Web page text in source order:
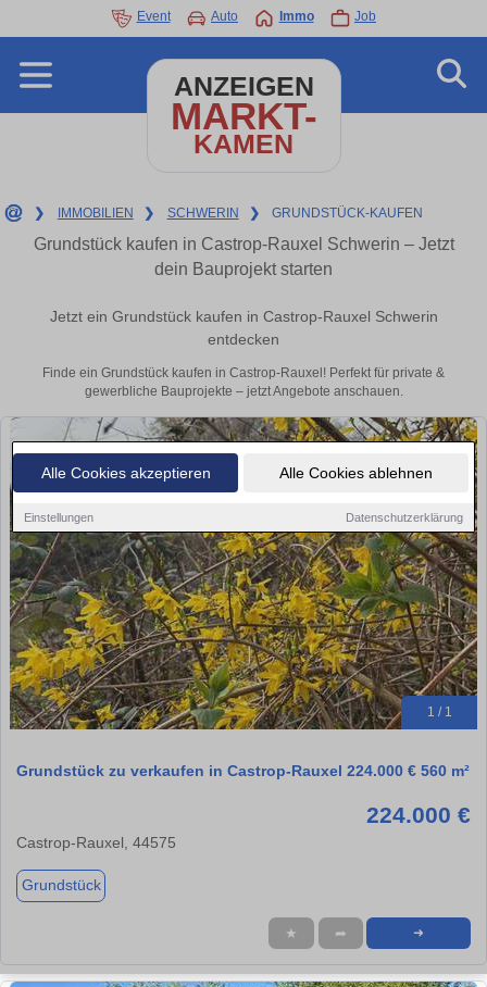
Alle Cookies akzeptieren Alle Cookies ablehnen
Einstellungen Datenschutzerklärung
Event Auto Immo Job
ANZEIGEN
MARKT-
KAMEN
❯ IMMOBILIEN ❯ SCHWERIN ❯ GRUNDSTÜCK-KAUFEN
Grundstück kaufen in Castrop-Rauxel Schwerin – Jetzt
dein Bauprojekt starten
Jetzt ein Grundstück kaufen in Castrop-Rauxel Schwerin
entdecken
Finde ein Grundstück kaufen in Castrop-Rauxel! Perfekt für private &
gewerbliche Bauprojekte – jetzt Angebote anschauen.
1 / 1
Grundstück zu verkaufen in Castrop-Rauxel 224.000 € 560 m²
224.000 €
Castrop-Rauxel, 44575
Grundstück
★ ➦ ➜